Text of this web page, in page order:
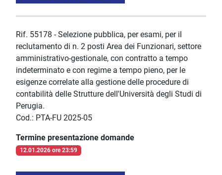
Rif. 55178 - Selezione pubblica, per esami, per il
reclutamento di n. 2 posti Area dei Funzionari, settore
amministrativo-gestionale, con contratto a tempo
indeterminato e con regime a tempo pieno, per le
esigenze correlate alla gestione delle procedure di
contabilità delle Strutture dell'Università degli Studi di
Perugia.
Cod.: PTA-FU 2025-05
Termine presentazione domande
12.01.2026 ore 23:59